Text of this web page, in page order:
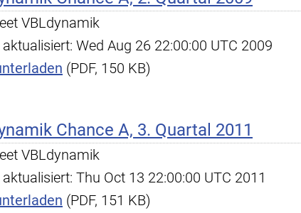
VBLdynamik
Wed Aug 26 22:00:00 UTC 2009
(PDF, 150 KB)
Chance A, 3. Quartal 2011
VBLdynamik
Thu Oct 13 22:00:00 UTC 2011
(PDF, 151 KB)